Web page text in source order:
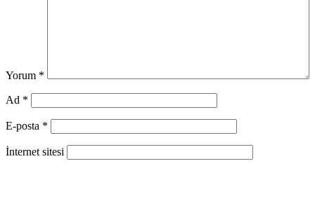
Yorum *
Ad *
E-posta *
İnternet sitesi